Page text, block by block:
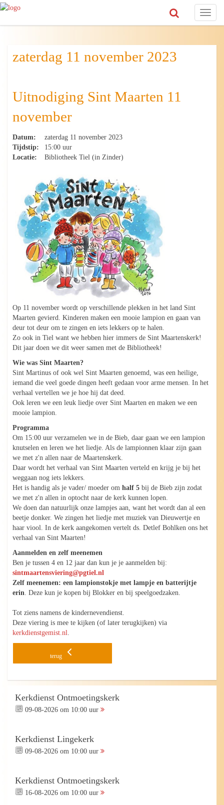
Toggle
zaterdag 11 november 2023
Uitnodiging Sint Maarten 11
november
Datum:
zaterdag 11 november 2023
Tijdstip:
15:00 uur
Locatie:
Bibliotheek Tiel (in Zinder)
Op 11 november wordt op verschillende plekken in het land Sint
Maarten gevierd. Kinderen maken een mooie lampion en gaan van
deur tot deur om te zingen en iets lekkers op te halen.
Zo ook in Tiel want we hebben hier immers de Sint Maartenskerk!
Dit jaar doen we dit weer samen met de Bibliotheek!
Wie was Sint Maarten?
Sint Martinus of ook wel Sint Maarten genoemd, was een heilige,
iemand die veel goede dingen heeft gedaan voor arme mensen. In het
verhaal vertellen we je hoe hij dat deed.
Ook leren we een leuk liedje over Sint Maarten en maken we een
mooie lampion.
Programma
Om 15:00 uur verzamelen we in de Bieb, daar gaan we een lampion
knutselen en leren we het liedje. Als de lampionnen klaar zijn gaan
we met z'n allen naar de Maartenskerk.
Daar wordt het verhaal van Sint Maarten verteld en krijg je bij het
weggaan nog iets lekkers.
Het is handig als je vader/ moeder omhalf 5 bij de Bieb zijn zodat
we met z'n allen in optocht naar de kerk kunnen lopen.
We doen dan natuurlijk onze lampjes aan, want het wordt dan al een
beetje donker. We zingen het liedje met muziek van Dieuwertje en
haar viool. In de kerk aangekomen vertelt ds. Detlef Bohlken ons het
verhaal van Sint Maarten!
Aanmelden en zelf meenemen
Ben je tussen 4 en 12 jaar dan kun je je aanmelden bij:
sintmaartensviering@pgtiel.nl
Zelf meenemen: een lampionstokje met lampje en batterijtje
erin . Deze kun je kopen bij Blokker en bij speelgoedzaken.
Tot ziens namens de kindernevendienst.
Deze viering is mee te kijken (of later terugkijken) via
kerkdienstgemist.nl
terug
Kerkdienst Ontmoetingskerk
09-08-2026 om 10:00 uur
Kerkdienst Lingekerk
09-08-2026 om 10:00 uur
Kerkdienst Ontmoetingskerk
16-08-2026 om 10:00 uur